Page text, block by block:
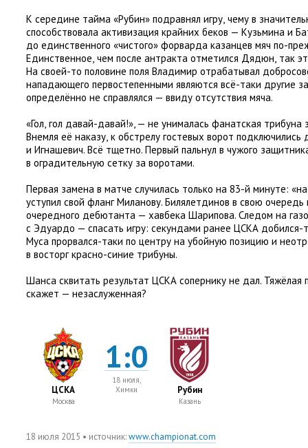
К середине тайма «Рубин» подравнял игру чему в
способствовала активизация крайних беков — Кузьмина и
до единственного «чистого» форварда казанцев мяч по-
Единственное чем после антракта отметился Дядюн так
На своей-то половине поля Владимир отрабатывал
нападающего первостепенными являются всё-таки другие
определённо не справлялся — ввиду отсутствия мяча.
«Гол гол давай-давай!», — не унималась фанатская трибуна
Внемля её наказу к обстрелу гостевых ворот
и Игнашевич. Всё тщетно. Первый пальнул в чужого
в оградительную сетку за воротами.
Первая замена в матче случилась только на 83-й минуте:
уступил свой фланг Миланову. Билялетдинов в свою очередь
очередного дебютанта — хавбека Шарипова. Следом на
с Эдуардо — спасать игру: секундами ранее ЦСКА добился-
Муса прорвался-таки по центру на убойную позицию и
в восторг красно-синие трибуны.
Шанса сквитать результат ЦСКА сопернику не дал.
скажет — незаслуженная?
ЦСКА
Москва
1:0
18 июля,
Химки
Рубин
Казань
18 июля 2015 • источник:www.championat.com